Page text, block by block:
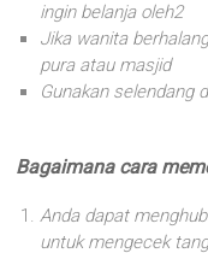
ingin belanja oleh2
Jika wanita
pura atau masjid
Gunakan selendang
Bagaimana cara
Anda dapat
untuk mengecek